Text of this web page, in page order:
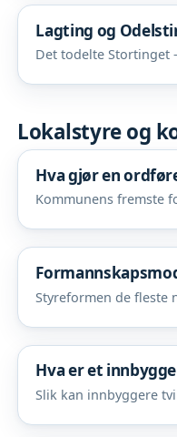
Lagting og
Det todelte Stortinget
Lokalstyre og
Hva gjør en
Kommunens fremste
Styreformen de fleste
Hva er et
Slik kan innbyggere